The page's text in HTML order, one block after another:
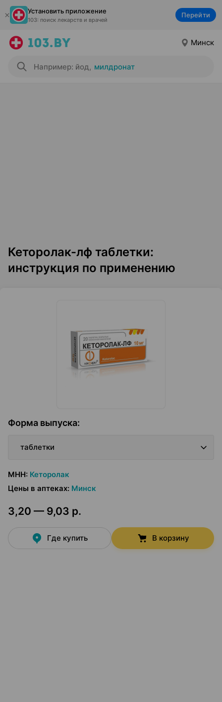
Установить приложение
103: поиск лекарств и врачей
Перейти
Минск
Например: йод, милдронат
Кеторолак-лф таблетки:
инструкция по применению
Форма выпуска:
таблетки
МНН: Кеторолак
Цены в аптеках: Минск
3,20 — 9,03 р.
Где купить В корзину